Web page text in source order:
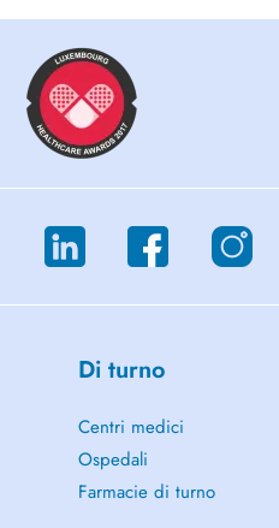
Di turno
Centri medici
Ospedali
Farmacie di turno